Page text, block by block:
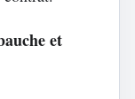
et